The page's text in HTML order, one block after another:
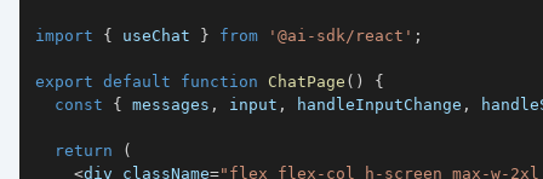
import { useChat } from '@ai-sdk/react' ;
export default function ChatPage ( )
{
const
{ messages , input , handleInputChange ,
return
(
<div className="flex flex-col h-screen max-w-2xl